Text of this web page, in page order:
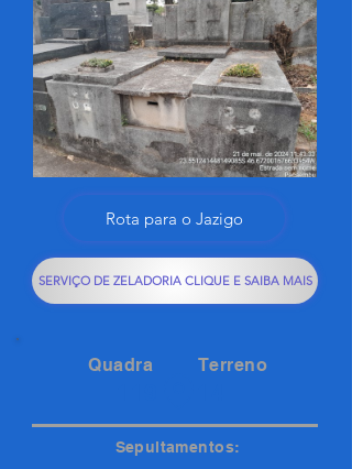
Rota para o Jazigo
SERVIÇO DE ZELADORIA CLIQUE E SAIBA MAIS
Quadra Terreno
Sepultamentos: